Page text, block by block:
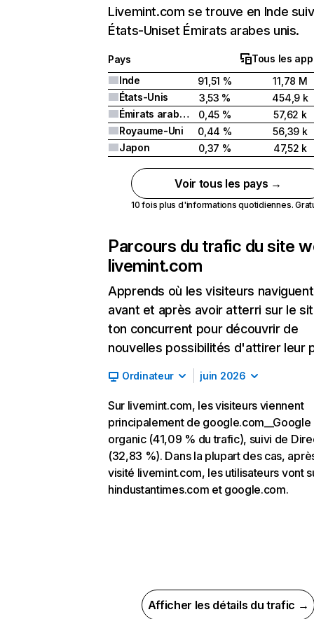
Livemint.com se trouve en Inde
États-Uniset Émirats arabes unis.
Pays
Tous les
Inde
91,51 %
11,78 M
États-Unis
3,53 %
454,9 k
Émirats arabes unis
0,45 %
57,62 k
Royaume-Uni
0,44 %
56,39 k
Japon
0,37 % 47,52 k
Voir tous les pays →
10 fois plus d'informations quotidiennes.
Parcours du trafic du site
livemint.com
Apprends où les visiteurs naviguent
avant et après avoir atterri sur le
ton concurrent pour découvrir de
nouvelles possibilités d'attirer leur
Ordinateur juin 2026
Sur livemint.com, les visiteurs viennent
principalement de google.com__Google
organic (41,09 % du trafic), suivi de
(32,83 %). Dans la plupart des cas,
visité livemint.com, les utilisateurs vont
hindustantimes.com et google.com.
Afficher les détails du trafic →